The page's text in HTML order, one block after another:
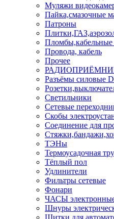
Муляжи
Пайка,смазочные
Патроны
Провода, кабель
Прочее
Разъёмы силовые
Светильники
Сетевые
Скобы
Соединение для
ТЭНы
Термоусадочная
Тёплый пол
Удлинители
Фильтры сетевые
Фонари
ЧАСЫ
Шнуры